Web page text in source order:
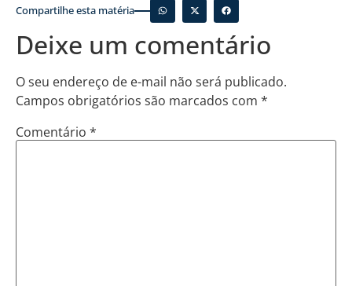
Compartilhe esta matéria
Deixe um comentário
O seu endereço de e-mail não será publicado.
Campos obrigatórios são marcados com *
Comentário *